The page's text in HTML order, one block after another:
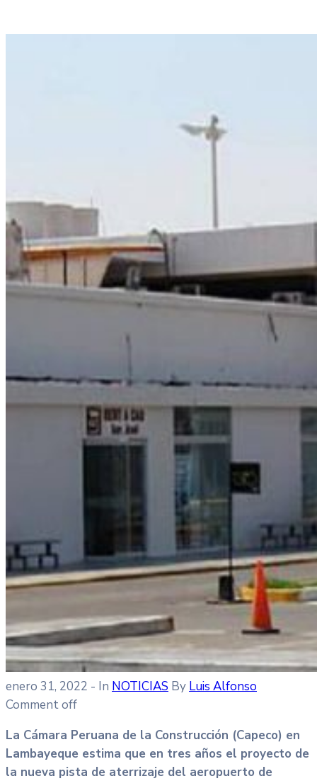
enero 31, 2022 - In NOTICIAS By Luis Alfonso
Comment off
La Cámara Peruana de la Construcción (Capeco) en
Lambayeque estima que en tres años el proyecto de
la nueva pista de aterrizaje del aeropuerto de